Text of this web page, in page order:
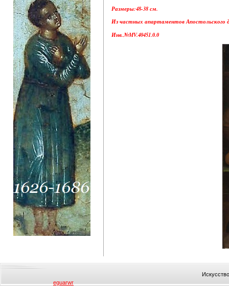
Размеры:48-38 см.
Из частных апартаментов Апостольского
Инв.№MV.40451.0.0
eguarwr